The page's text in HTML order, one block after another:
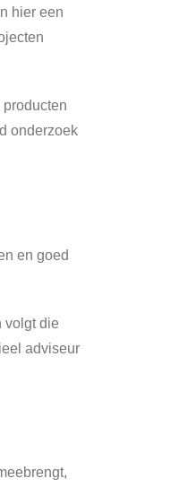
hier een
onderzoek
en goed
volgt die
adviseur